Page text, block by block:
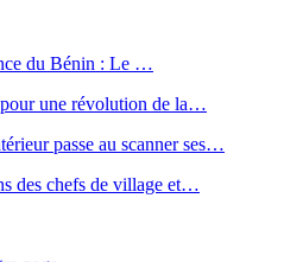
du Bénin : Le …
une révolution de la…
passe au scanner ses…
des chefs de village et…